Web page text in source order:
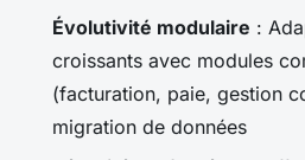
Évolutivité modulaire :
croissants avec modules
(facturation, paie, gestion
migration de données